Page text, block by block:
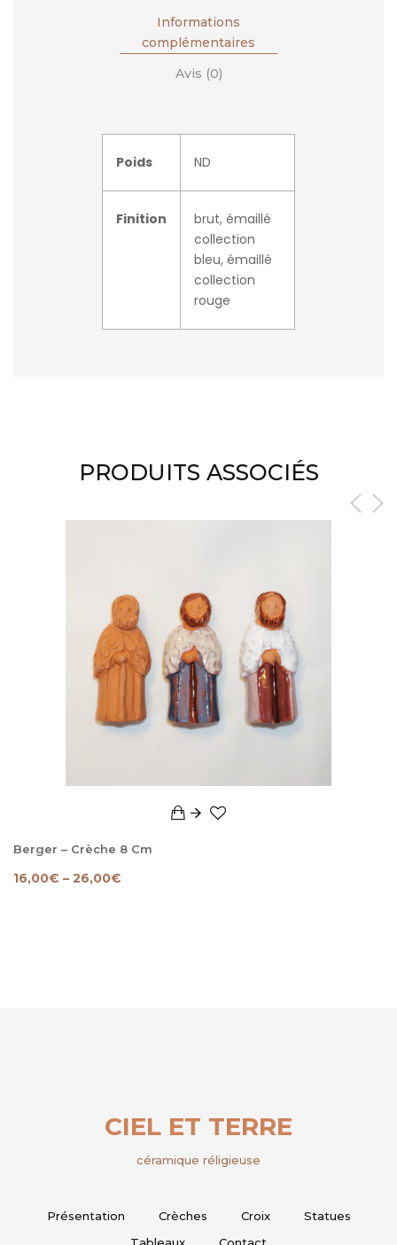
Informations
complémentaires
Avis (0)
Poids ND
Finition
brut, émaillé
collection
bleu, émaillé
collection
rouge
PRODUITS ASSOCIÉS
Berger – Crèche 8 Cm
16,00€ – 26,00€
CIEL ET TERRE
céramique réligieuse
Présentation Crèches Croix
Statues
Tableaux
Contact